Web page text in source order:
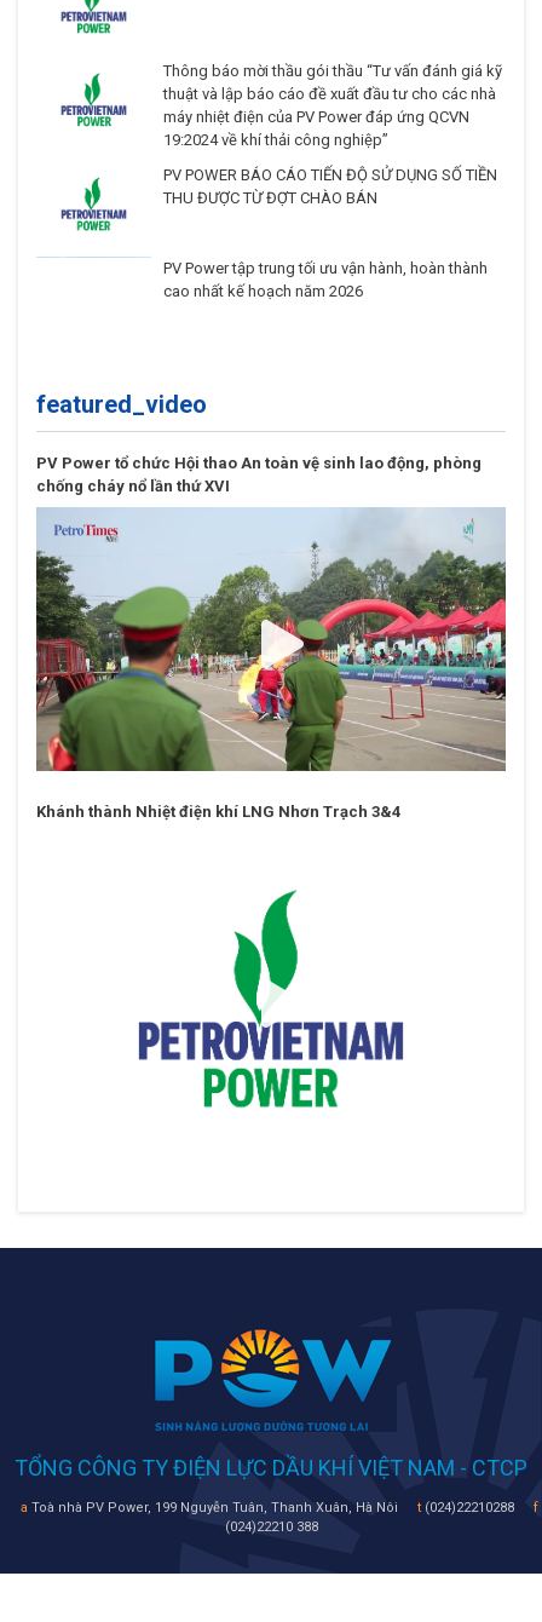
Thông báo mời thầu gói thầu “Tư vấn đánh giá kỹ
thuật và lập báo cáo đề xuất đầu tư cho các nhà
máy nhiệt điện của PV Power đáp ứng QCVN
19:2024 về khí thải công nghiệp”
PV POWER BÁO CÁO TIẾN ĐỘ SỬ DỤNG SỐ TIỀN
THU ĐƯỢC TỪ ĐỢT CHÀO BÁN
PV Power tập trung tối ưu vận hành, hoàn thành
cao nhất kế hoạch năm 2026
featured_video
PV Power tổ chức Hội thao An toàn vệ sinh lao động, phòng
chống cháy nổ lần thứ XVI
Khánh thành Nhiệt điện khí LNG Nhơn Trạch 3&4
TỔNG CÔNG TY ĐIỆN LỰC DẦU KHÍ VIỆT NAM - CTCP
a Toà nhà PV Power, 199 Nguyễn Tuân, Thanh Xuân, Hà Nôi t(024)22210288
f
(024)22210 388